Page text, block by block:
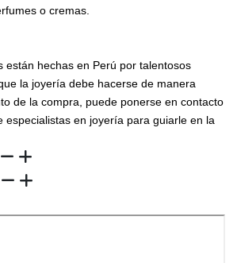
o cremas.
están hechas en Perú por talentosos
la joyería debe hacerse de manera
de la compra, puede ponerse en contacto
especialistas en joyería para guiarle en la